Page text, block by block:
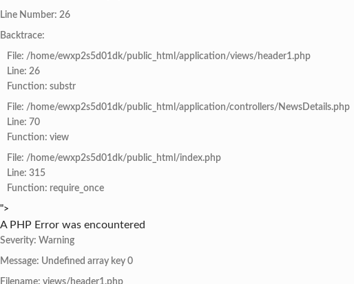
Line Number: 26
Backtrace:
File: /home/ewxp2s5d01dk/public_html/application/views/header1.php
Line: 26
Function: substr
File: /home/ewxp2s5d01dk/public_html/application/controllers/NewsDetails.php
Line: 70
Function: view
File: /home/ewxp2s5d01dk/public_html/index.php
Line: 315
Function: require_once
">
A PHP Error was encountered
Severity: Warning
Message: Undefined array key 0
Filename: views/header1.php